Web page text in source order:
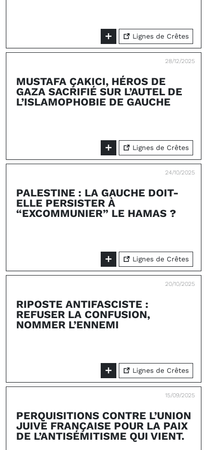
Lignes de Crêtes
28/12/2025
MUSTAFA ÇAKICI, HÉROS DE
GAZA SACRIFIÉ SUR L’AUTEL DE
L’ISLAMOPHOBIE DE GAUCHE
Lignes de Crêtes
24/10/2025
PALESTINE : LA GAUCHE DOIT-
ELLE PERSISTER À
“EXCOMMUNIER” LE HAMAS ?
Lignes de Crêtes
20/10/2025
RIPOSTE ANTIFASCISTE :
REFUSER LA CONFUSION,
NOMMER L’ENNEMI
Lignes de Crêtes
15/09/2025
PERQUISITIONS CONTRE L’UNION
JUIVE FRANÇAISE POUR LA PAIX
DE L’ANTISÉMITISME QUI VIENT.